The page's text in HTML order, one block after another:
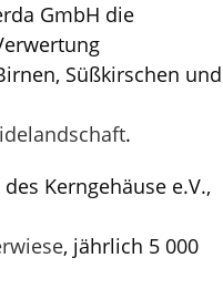
GmbH die
Süßkirschen und
.
Kerngehäuse e.V.,
, jährlich 5 000